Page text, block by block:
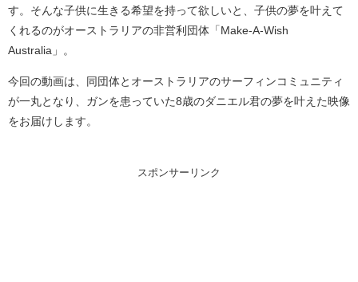
す。そんな子供に生きる希望を持って欲しいと、子供の夢を叶えて
くれるのがオーストラリアの非営利団体「Make-A-Wish
Australia」。
今回の動画は、同団体とオーストラリアのサーフィンコミュニティ
が一丸となり、ガンを患っていた8歳のダニエル君の夢を叶えた映像
をお届けします。
スポンサーリンク